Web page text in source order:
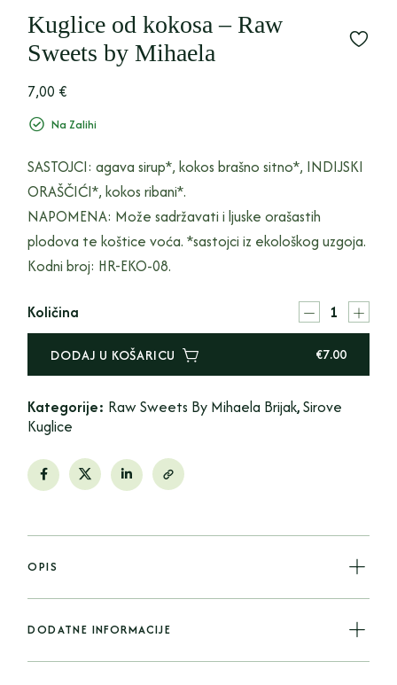
Kuglice od kokosa – Raw
Sweets by Mihaela
7,00 €
Na Zalihi
SASTOJCI: agava sirup*, kokos brašno sitno*, INDIJSKI
ORAŠČIĆI*, kokos ribani*.
NAPOMENA: Može sadržavati i ljuske orašastih
plodova te koštice voća. *sastojci iz ekološkog uzgoja.
Kodni broj: HR-EKO-08.
Količina
DODAJ U KOŠARICU €7.00
Kategorije: Raw Sweets By Mihaela Brijak,Sirove
Kuglice
OPIS
DODATNE INFORMACIJE